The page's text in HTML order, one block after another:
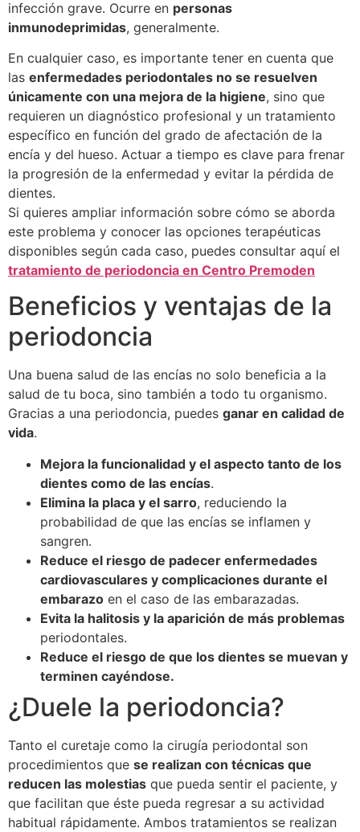
infección grave. Ocurre en personas
inmunodeprimidas, generalmente.
En cualquier caso, es importante tener en cuenta que
las enfermedades periodontales no se resuelven
únicamente con una mejora de la higiene, sino que
requieren un diagnóstico profesional y un tratamiento
específico en función del grado de afectación de la
encía y del hueso. Actuar a tiempo es clave para frenar
la progresión de la enfermedad y evitar la pérdida de
dientes.
Si quieres ampliar información sobre cómo se aborda
este problema y conocer las opciones terapéuticas
disponibles según cada caso, puedes consultar aquí el
tratamiento de periodoncia en Centro Premoden
Beneficios y ventajas de la
periodoncia
Una buena salud de las encías no solo beneficia a la
salud de tu boca, sino también a todo tu organismo.
Gracias a una periodoncia, puedes ganar en calidad de
vida.
Mejora la funcionalidad y el aspecto tanto de los
dientes como de las encías.
Elimina la placa y el sarro, reduciendo la
probabilidad de que las encías se inflamen y
sangren.
Reduce el riesgo de padecer enfermedades
cardiovasculares y complicaciones durante el
embarazo en el caso de las embarazadas.
Evita la halitosis y la aparición de más problemas
periodontales.
Reduce el riesgo de que los dientes se muevan y
terminen cayéndose.
¿Duele la periodoncia?
Tanto el curetaje como la cirugía periodontal son
procedimientos que se realizan con técnicas que
reducen las molestias que pueda sentir el paciente, y
que facilitan que éste pueda regresar a su actividad
habitual rápidamente. Ambos tratamientos se realizan